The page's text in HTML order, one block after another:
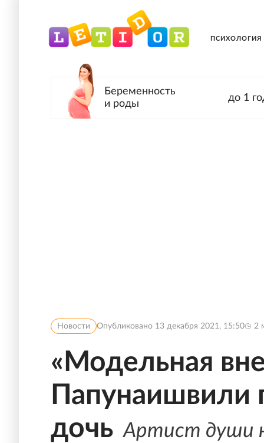
ПСИХОЛОГИЯ
Беременность
и роды
до 1
Новости Опубликовано 13 декабря 2021, 15:50 2
«Модельная
Папунаишвили
дочь Артист души